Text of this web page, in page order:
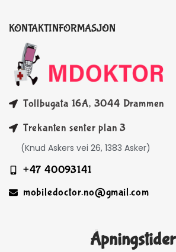
KONTAKTINFORMASJON
Tollbugata 16A, 3044 Drammen
Trekanten senter plan 3
(Knud Askers vei 26, 1383 Asker)
+47 40093141
mobiledoctor.no@gmail.com
Åpningstider